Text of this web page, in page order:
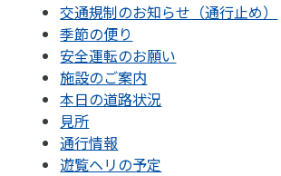
交通規制のお知らせ（通行止め）
季節の便り
安全運転のお願い
施設のご案内
本日の道路状況
見所
通行情報
遊覧ヘリの予定